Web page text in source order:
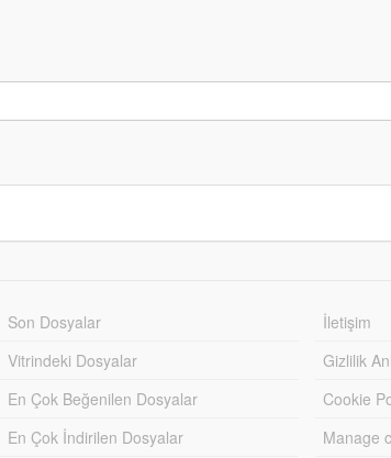
Son Dosyalar
Vitrindeki Dosyalar
En Çok Beğenilen Dosyalar
En Çok İndirilen Dosyalar
İletişim
Gizlilik
Cookie
Manage